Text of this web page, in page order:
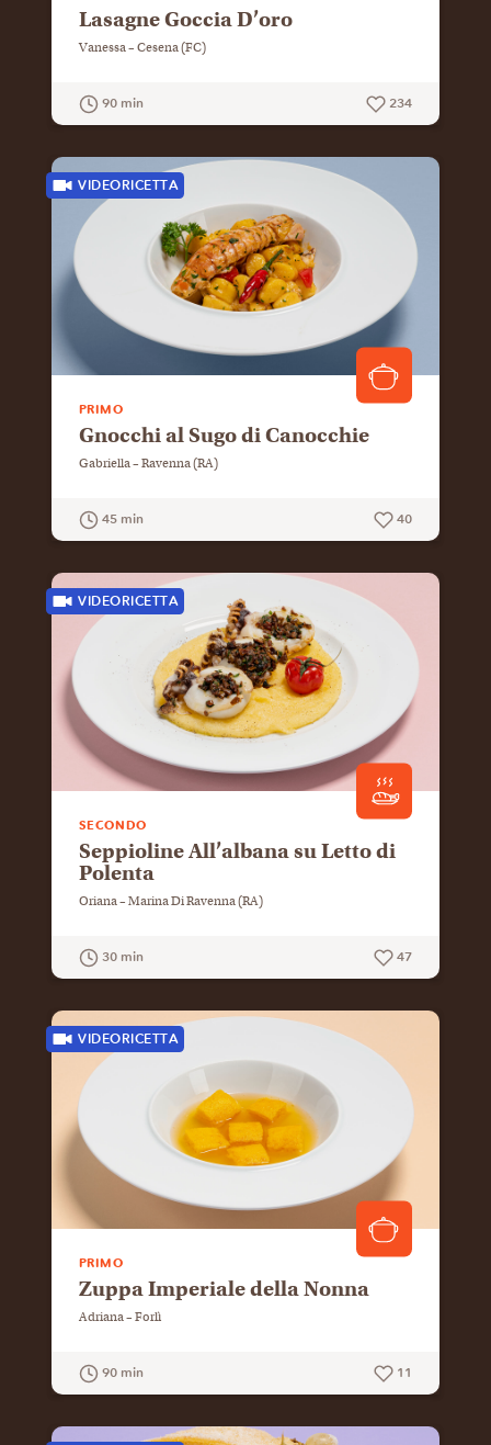
Lasagne Goccia D’oro
Vanessa – Cesena (FC)
90 min 234
VIDEORICETTA
PRIMO
Gnocchi al Sugo di Canocchie
Gabriella – Ravenna (RA)
45 min 40
VIDEORICETTA
SECONDO
Seppioline All’albana su Letto di
Polenta
Oriana – Marina Di Ravenna (RA)
30 min 47
VIDEORICETTA
PRIMO
Zuppa Imperiale della Nonna
Adriana – Forlì
90 min 11